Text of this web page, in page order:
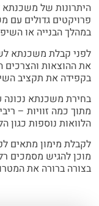
היתרונות של משכנתא
פרויקטים גדולים עם
במהלך הבנייה או
לפני קבלת משכנתא
את ההוצאות והצרכים
בקפידה את תקציב
בחירת משכנתא נכונה
מתוך כמה זוויות –
הלוואות נוספות כגון
לקבלת מימון מתאים
מוכן להגיש מסמכים
בצורה ברורה את